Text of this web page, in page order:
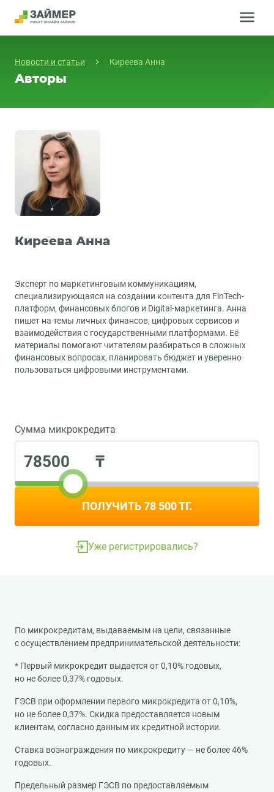
КАК ВЗЯТЬ
О РОБОТЕ
СПРАВКА
НОВОСТИ И СТАТЬИ
БЕЗОПАСНОСТЬ
КОНТАКТЫ
ВОЙТИ
+7 (775) 0300-24-7
info.robocash@zaimer.kz
Новости и статьи Киреева Анна
Авторы
Киреева Анна
Эксперт по маркетинговым коммуникациям,
специализирующаяся на создании контента для FinTech-
платформ, финансовых блогов и Digital-маркетинга. Анна
пишет на темы личных финансов, цифровых сервисов и
взаимодействия с государственными платформами. Её
материалы помогают читателям разбираться в сложных
финансовых вопросах, планировать бюджет и уверенно
пользоваться цифровыми инструментами.
Сумма микрокредита
₸
ПОЛУЧИТЬ 78 500 ТГ.
Уже регистрировались?
По микрокредитам, выдаваемым на цели, связанные
с осуществлением предпринимательской деятельности:
* Первый микрокредит выдается от 0,10% годовых,
но не более 0,37% годовых.
ГЭСВ при оформлении первого микрокредита от 0,10%,
но не более 0,37%. Скидка предоставляется новым
клиентам, согласно данным их кредитной истории.
Ставка вознаграждения по микрокредиту — не более 46%
годовых.
Предельный размер ГЭСВ по предоставляемым